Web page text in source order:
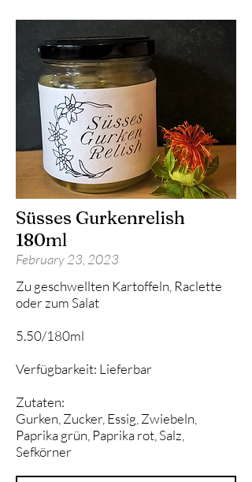
Süsses Gurkenrelish
180ml
February 23, 2023
Zu geschwellten Kartoffeln, Raclette
oder zum Salat
5.50/180ml
Verfügbarkeit: Lieferbar
Zutaten:
Gurken, Zucker, Essig, Zwiebeln,
Paprika grün, Paprika rot, Salz,
Sefkörner